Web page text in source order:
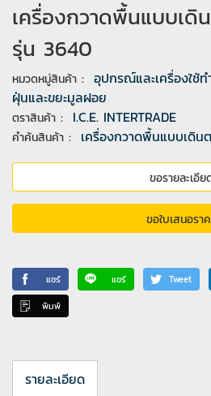
เครื่องกวาดพื้นแบบเดิ
รุ่น 3640
หมวดหมู่สินค้า : อุปกรณ์และเครื่องใช้ท
ฝุ่นและขยะมูลฝอย
ตราสินค้า : I.C.E. INTERTRADE
คำค้นสินค้า : เครื่องกวาดพื้นแบบเดิน
ขอรายละเอีย
ขอใบเสนอรา
แชร์ แชร์ Tweet
พิมพ์
รายละเอียด